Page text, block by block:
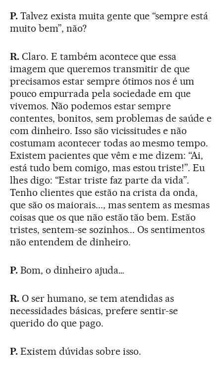
P.Talvez exista muita gente que “sempre está
muito bem”, não?
R.Claro. E também acontece que essa
imagem que queremos transmitir de que
precisamos estar sempre ótimos nos é um
pouco empurrada pela sociedade em que
vivemos. Não podemos estar sempre
contentes, bonitos, sem problemas de saúde e
com dinheiro. Isso são vicissitudes e não
costumam acontecer todas ao mesmo tempo.
Existem pacientes que vêm e me dizem: “Ai,
está tudo bem comigo, mas estou triste!”. Eu
lhes digo: “Estar triste faz parte da vida”.
Tenho clientes que estão na crista da onda,
que são os maiorais..., mas sentem as mesmas
coisas que os que não estão tão bem. Estão
tristes, sentem-se sozinhos... Os sentimentos
não entendem de dinheiro.
P.Bom, o dinheiro ajuda…
R.O ser humano, se tem atendidas as
necessidades básicas, prefere sentir-se
querido do que pago.
P.Existem dúvidas sobre isso.